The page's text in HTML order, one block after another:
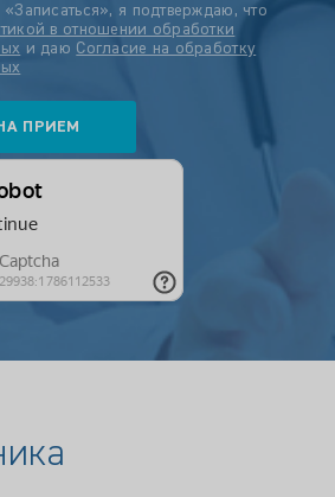
я подтверждаю, что
в отношении обработки
и даю Согласие на обработку